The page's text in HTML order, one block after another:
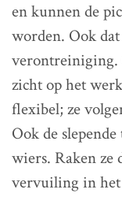
en kunnen de
worden. Ook
verontreiniging.
zicht op het
flexibel; ze
Ook de
wiers. Raken ze
vervuiling in het